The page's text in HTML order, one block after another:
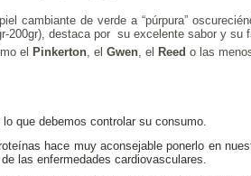
cambiante de verde a “púrpura”
200gr), destaca por su excelente sabor y su
el
Pinkerton, el Gwen, el Reed o las
lo que debemos controlar su consumo.
hace muy aconsejable ponerlo en
las enfermedades cardiovasculares.